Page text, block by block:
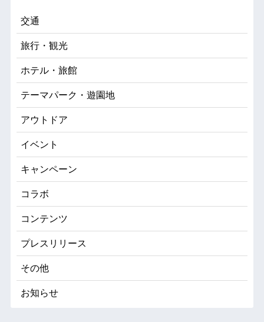
交通
旅行・観光
ホテル・旅館
テーマパーク・遊園地
アウトドア
イベント
キャンペーン
コラボ
コンテンツ
プレスリリース
その他
お知らせ